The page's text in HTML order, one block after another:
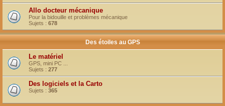
Allo docteur mécanique
Pour la bidouille et problèmes mécanique
Sujets : 678
Des étoiles au GPS
Le matériel
GPS, mini PC ...
Sujets : 277
Des logiciels et la Carto
Sujets : 365